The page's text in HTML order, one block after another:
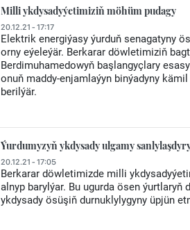
Milli ykdysadyýetimiziň möhüm pudagy
20.12.21 - 17:17
Elektrik energiýasy ýurduň senagatyny
orny eýeleýär. Berkarar döwletimiziň
Berdimuhamedowyň başlangyçlary
onuň maddy-enjamlaýyn binýadyny
berilýär.
Ýurdumyzyň ykdysady ulgamy
20.12.21 - 17:05
Berkarar döwletimizde milli
alnyp barylýar. Bu ugurda ösen
ykdysady ösüşiň durnuklylygyny üpjün